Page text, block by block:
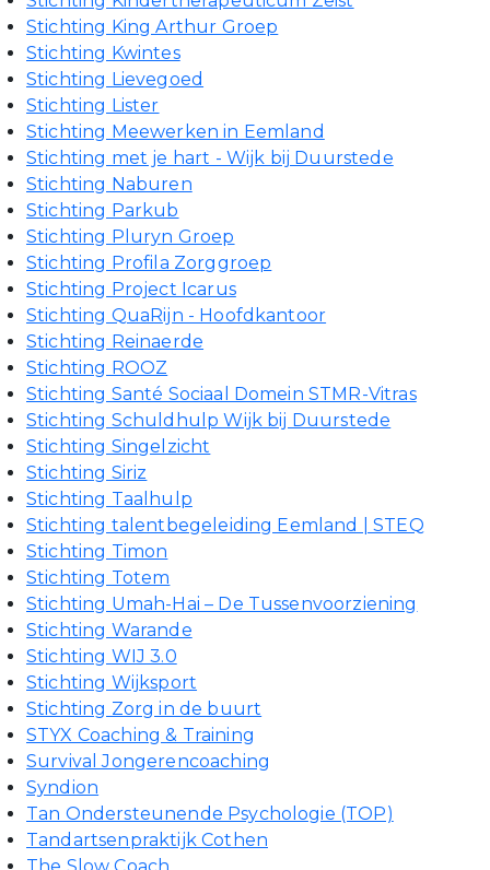
Stichting King Arthur Groep
Stichting Kwintes
Stichting Lievegoed
Stichting Lister
Stichting Meewerken in Eemland
Stichting met je hart - Wijk bij Duurstede
Stichting Naburen
Stichting Parkub
Stichting Pluryn Groep
Stichting Profila Zorggroep
Stichting Project Icarus
Stichting QuaRijn - Hoofdkantoor
Stichting Reinaerde
Stichting ROOZ
Stichting Santé Sociaal Domein STMR-Vitras
Stichting Schuldhulp Wijk bij Duurstede
Stichting Singelzicht
Stichting Siriz
Stichting Taalhulp
Stichting talentbegeleiding Eemland | STEQ
Stichting Timon
Stichting Totem
Stichting Umah-Hai – De Tussenvoorziening
Stichting Warande
Stichting WIJ 3.0
Stichting Wijksport
Stichting Zorg in de buurt
STYX Coaching & Training
Survival Jongerencoaching
Syndion
Tan Ondersteunende Psychologie (TOP)
Tandartsenpraktijk Cothen